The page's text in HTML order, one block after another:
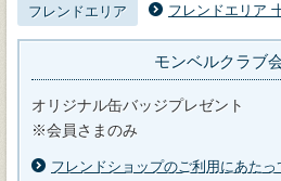
フレンドエリア フレンドエリア
モンベルクラブ
オリジナル缶バッジプレゼント
※会員さまのみ
フレンドショップのご利用にあたっ